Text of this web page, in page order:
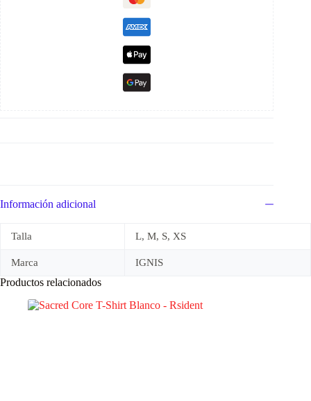
Información adicional
Talla L, M, S, XS
Marca IGNIS
Productos relacionados